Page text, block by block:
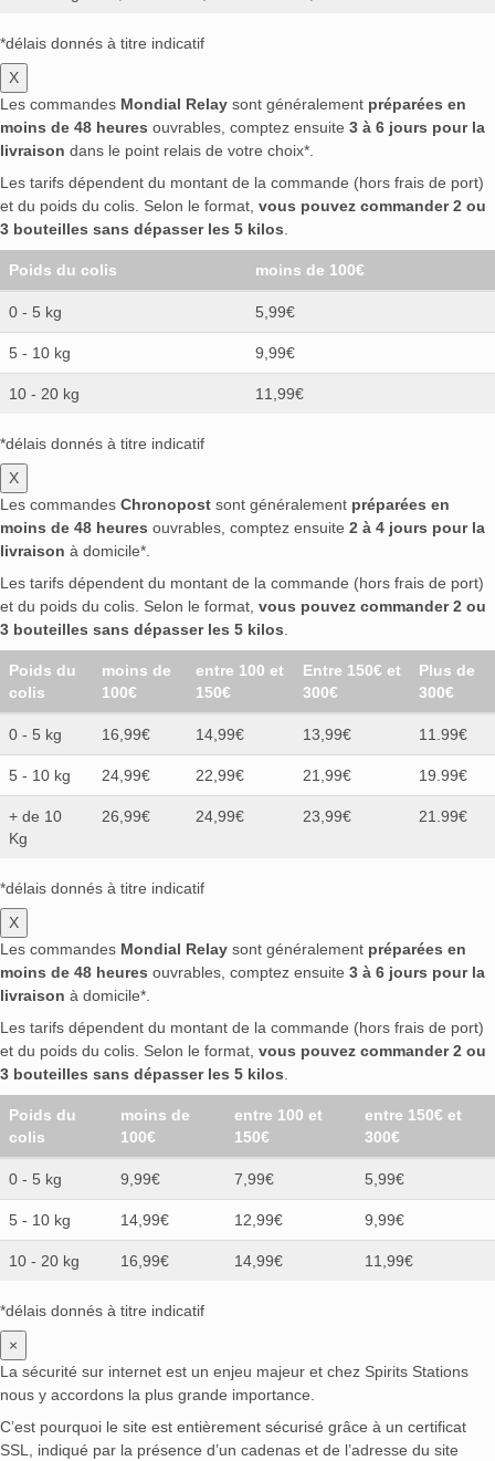
*délais donnés à titre indicatif
X
Les commandes Mondial Relay sont généralement préparées en
moins de 48 heures ouvrables, comptez ensuite 3 à 6 jours pour la
livraison dans le point relais de votre choix*.
Les tarifs dépendent du montant de la commande (hors frais de port)
et du poids du colis. Selon le format, vous pouvez commander 2 ou
3 bouteilles sans dépasser les 5 kilos
Poids du colis moins de 100€
0 - 5 kg 5,99€
5 - 10 kg 9,99€
10 - 20 kg 11,99€
*délais donnés à titre indicatif
X
Les commandes Chronopost sont généralement préparées en
moins de 48 heures ouvrables, comptez ensuite 2 à 4 jours pour la
livraison à domicile*.
Les tarifs dépendent du montant de la commande (hors frais de port)
et du poids du colis. Selon le format, vous pouvez commander 2 ou
3 bouteilles sans dépasser les 5 kilos
Poids du
colis
moins de
100€
entre 100 et
150€
Entre 150€ et
300€
Plus de
300€
0 - 5 kg 16,99€ 14,99€ 13,99€ 11.99€
5 - 10 kg 24,99€ 22,99€ 21,99€ 19.99€
+ de 10
Kg
26,99€ 24,99€ 23,99€ 21.99€
*délais donnés à titre indicatif
X
Les commandes Mondial Relay sont généralement préparées en
moins de 48 heures ouvrables, comptez ensuite 3 à 6 jours pour la
livraison à domicile*.
Les tarifs dépendent du montant de la commande (hors frais de port)
et du poids du colis. Selon le format, vous pouvez commander 2 ou
3 bouteilles sans dépasser les 5 kilos
Poids du
colis
moins de
100€
entre 100 et
150€
entre 150€ et
300€
0 - 5 kg 9,99€ 7,99€ 5,99€
5 - 10 kg 14,99€ 12,99€ 9,99€
10 - 20 kg 16,99€ 14,99€ 11,99€
*délais donnés à titre indicatif
×
La sécurité sur internet est un enjeu majeur et chez Spirits Stations
nous y accordons la plus grande importance.
C’est pourquoi le site est entièrement sécurisé grâce à un certificat
SSL, indiqué par la présence d’un cadenas et de l’adresse du site